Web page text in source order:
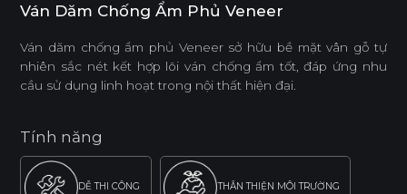
Ván Dăm Chống Ẩm Phủ Veneer
Ván dăm chống ẩm phủ Veneer sở hữu bề mặt vân gỗ tự
nhiên sắc nét kết hợp lõi ván chống ẩm tốt, đáp ứng nhu
cầu sử dụng linh hoạt trong nội thất hiện đại.
Tính năng
DỄ THI CÔNG THÂN THIỆN MÔI TRƯỜNG